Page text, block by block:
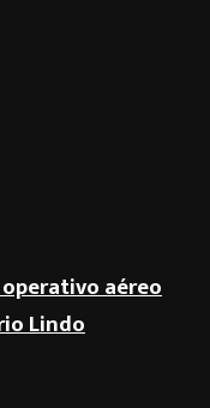
aéreo
Lindo